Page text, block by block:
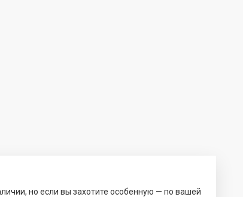
но если вы захотите особенную — по вашей